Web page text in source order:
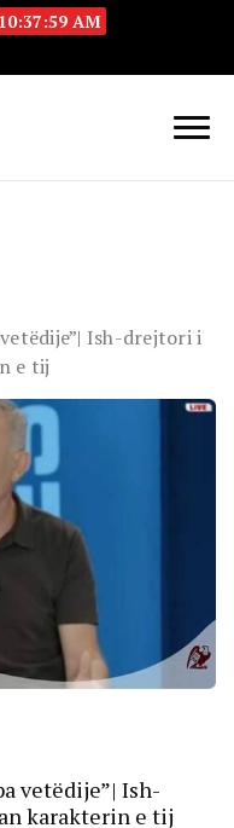
10:37:59 AM
Ish-drejtori i
e tij
vetëdije”| Ish-
karakterin e tij